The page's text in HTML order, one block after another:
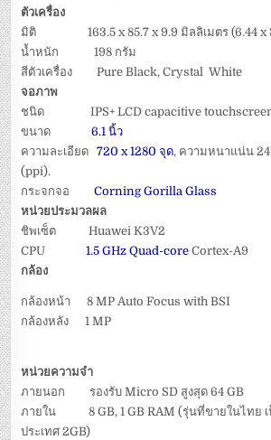
ตัวเครื่อง
มิติ 163.5 x 85.7 x 9.9 มิลลิเมตร (6.44 x
น้ำหนัก 198 กรัม
สีตัวเครื่อง Pure Black, Crystal White
จอภาพ
ชนิด IPS+ LCD capacitive
ขนาด
6.1 นิ้ว
ความละเอียด720 x 1280 จุด, ความหนาแน่น
(ppi).
กระจกจอCorning Gorilla Glass
หน่วยประมวลผล
ชิพเซ็ต Huawei K3V2
CPU1.5 GHz Quad-core Cortex-A9
กล้อง
กล้องหน้า 8 MP Auto Focus with BSI
กล้องหลัง 1 MP
หน่วยความจำ
ภายนอก รองรับ Micro SD สูงสุด 64 GB
ภายใน 8 GB, 1 GB RAM (รุ่นที่ขายในไทย เป็
ประเทศ 2GB)